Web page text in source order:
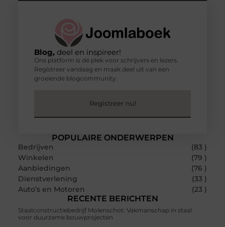
POPULAIRE ONDERWERPEN
Bedrijven
(83 )
Winkelen
(79 )
Aanbiedingen
(76 )
Dienstverlening
(33 )
Auto’s en Motoren
(23 )
RECENTE BERICHTEN
Staalconstructiebedrijf Molenschot: Vakmanschap in staal
voor duurzame bouwprojecten
Blog,deel en inspireer!
Ons platform is dé plek voor schrijvers en lezers.
Registreer vandaag en maak deel uit van een
groeiende blogcommunity.
Registreer nu!